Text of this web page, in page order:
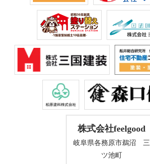
株式会社feelgood
岐阜県各務原市鵜沼 三
ツ池町